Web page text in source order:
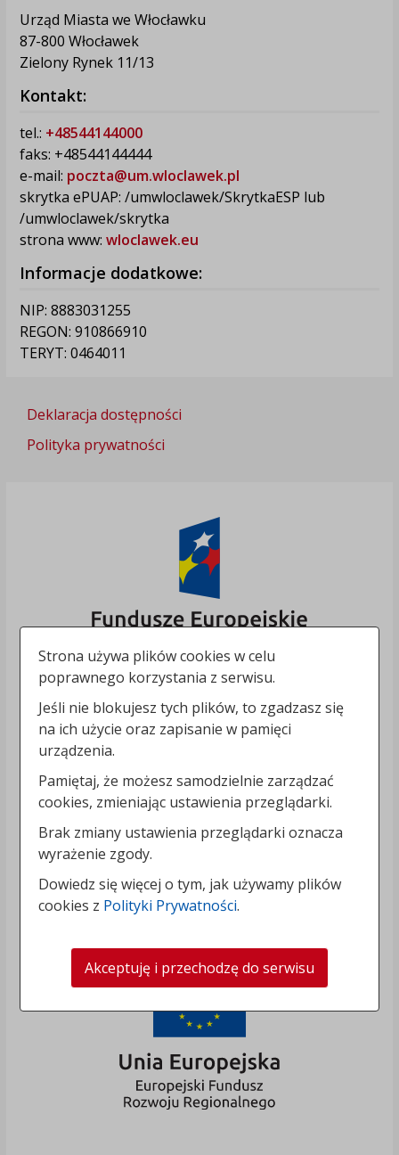
Urząd Miasta we Włocławku
87-800 Włocławek
Zielony Rynek 11/13
Kontakt:
tel.: +48544144000
faks: +48544144444
e-mail: poczta@um.wloclawek.pl
skrytka ePUAP: /umwloclawek/SkrytkaESP lub
/umwloclawek/skrytka
strona www: wloclawek.eu
Informacje dodatkowe:
NIP: 8883031255
REGON: 910866910
TERYT: 0464011
Deklaracja dostępności
Polityka prywatności
Strona używa plików cookies w celu
poprawnego korzystania z serwisu.
Jeśli nie blokujesz tych plików, to zgadzasz się
na ich użycie oraz zapisanie w pamięci
urządzenia.
Pamiętaj, że możesz samodzielnie zarządzać
cookies, zmieniając ustawienia przeglądarki.
Brak zmiany ustawienia przeglądarki oznacza
wyrażenie zgody.
Dowiedz się więcej o tym, jak używamy plików
cookies z Polityki Prywatności.
Akceptuję i przechodzę do serwisu